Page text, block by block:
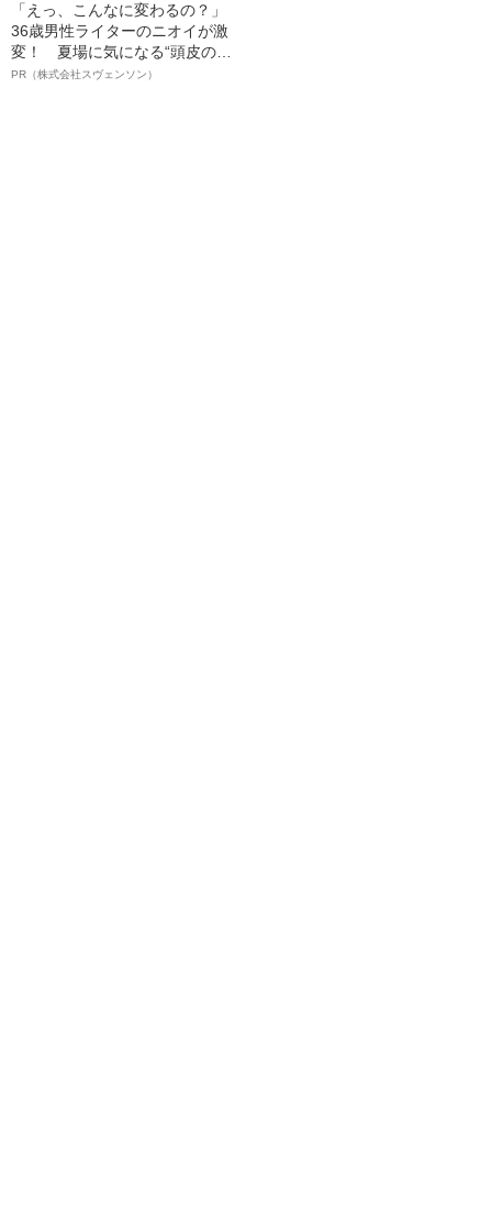
「えっ、こんなに変わるの？」
36歳男性ライターのニオイが激
変！ 夏場に気になる“頭皮のニ
オイ”や“ベタつき”を解消す
PR（株式会社スヴェンソン）